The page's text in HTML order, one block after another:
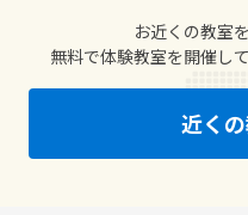
お近くの教室
無料で体験教室を開催し
近く